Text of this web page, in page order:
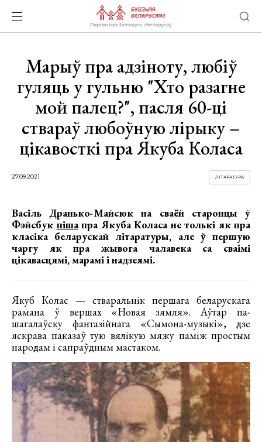
Марыў пра адзіноту, любіў
гуляць у гульню "Хто разагне
мой палец?", пасля 60-ці
ствараў любоўную лірыку –
цікавосткі пра Якуба Коласа
27.09.2021 ЛІТАРАТУРА
Васіль Дранько-Майсюк на сваёй старонцы ў
Фэйсбук пішапра Якуба Коласа не толькі як пра
класіка беларускай літаратуры, але ў першую
чаргу як пра жывога чалавека са сваімі
цікавасцямі, марамі і надзеямі.
Якуб Колас — стваральнік першага беларускага
рамана ў вершах «Новая зямля». Аўтар па-
шагалаўску фантазійнага «Сымона-музыкі», дзе
яскрава паказаў тую вялікую мяжу паміж простым
народам і сапраўдным мастаком.